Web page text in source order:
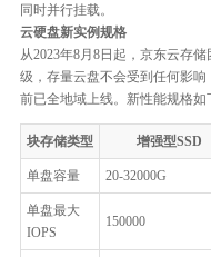
同时并行挂载。
云硬盘新实例规格
从2023年8月8日起，京东云存
级，存量云盘不会受到任何影
前已全地域上线。新性能规格如
块存储类型 增强型SSD
单盘容量 20-32000G
单盘最大
IOPS
150000